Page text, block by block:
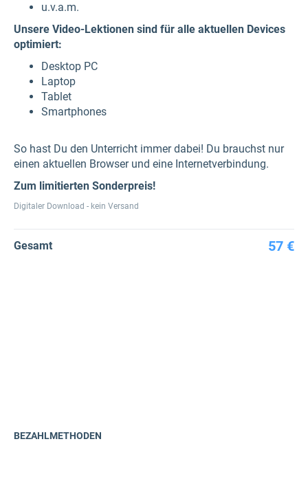
u.v.a.m.
Unsere Video-Lektionen sind für alle aktuellen Devices
optimiert:
Desktop PC
Laptop
Tablet
Smartphones
So hast Du den Unterricht immer dabei! Du brauchst nur
einen aktuellen Browser und eine Internetverbindung.
Zum limitierten Sonderpreis!
Digitaler Download - kein Versand
Gesamt 57 €
BEZAHLMETHODEN